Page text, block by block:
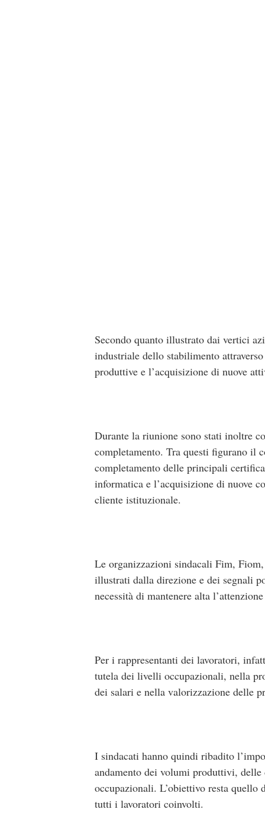
Secondo quanto illustrato dai vertici
industriale dello stabilimento
produttive e l’acquisizione di nuove
Durante la riunione sono stati inoltre
completamento. Tra questi figurano il
completamento delle principali
informatica e l’acquisizione di nuove
cliente istituzionale.
Le organizzazioni sindacali Fim,
illustrati dalla direzione e dei segnali
necessità di mantenere alta
Per i rappresentanti dei lavoratori,
tutela dei livelli occupazionali, nella
dei salari e nella valorizzazione delle
I sindacati hanno quindi ribadito
andamento dei volumi produttivi,
occupazionali. L’obiettivo resta
tutti i lavoratori coinvolti.